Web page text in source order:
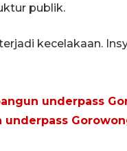
publik.
kecelakaan.
underpass
underpass